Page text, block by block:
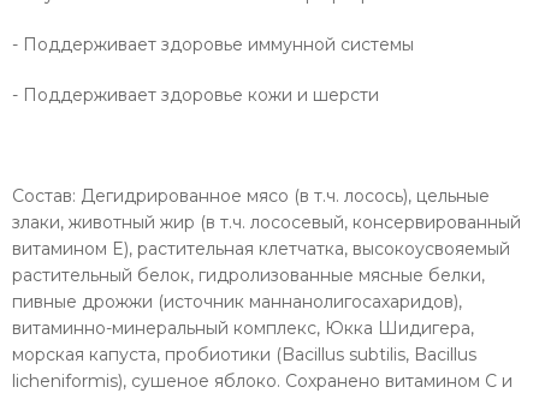
- Поддерживает здоровье иммунной системы
- Поддерживает здоровье кожи и шерсти
Состав: Дегидрированное мясо (в т.ч. лосось), цельные
злаки, животный жир (в т.ч. лососевый, консервированный
витамином E), растительная клетчатка, высокоусвояемый
растительный белок, гидролизованные мясные белки,
пивные дрожжи (источник маннанолигосахаридов),
витаминно-минеральный комплекс, Юкка Шидигера,
морская капуста, пробиотики (Bacillus subtilis, Bacillus
licheniformis), сушеное яблоко. Сохранено витамином С и